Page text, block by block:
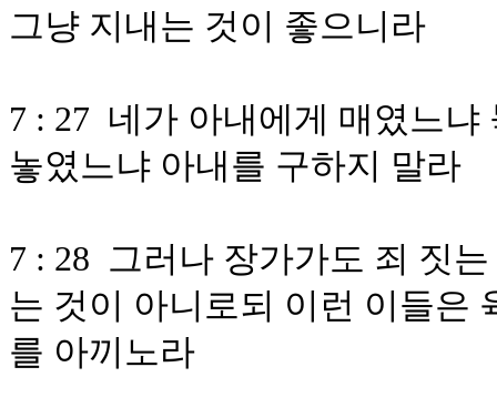
그냥 지내는 것이 좋으니라
7 : 27 네가 아내에게 매였느
놓였느냐 아내를 구하지 말라
7 : 28 그러나 장가가도 죄 짓
는 것이 아니로되 이런 이들은
를 아끼노라